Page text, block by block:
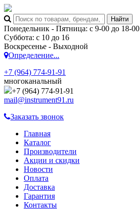
Понедельник - Пятница: с 9-00 до 18-00
Суббота: с 10 до 16
Воскресенье - Выходной
Определение...
+7 (964) 774-91-91
многоканальный
+7 (964) 774-91-91
mail@instrument91.ru
Заказать звонок
Главная
Каталог
Производители
Акции и скидки
Новости
Оплата
Доставка
Гарантия
Контакты